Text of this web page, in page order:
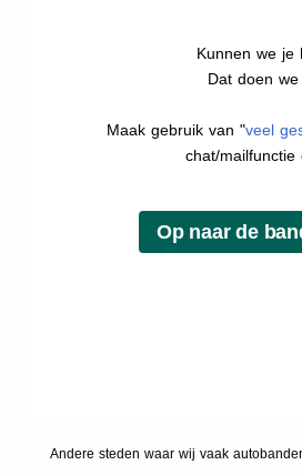
Kunnen we je
Dat doen
Maak gebruik van "veel
chat/mailfunctie
Andere steden waar wij vaak